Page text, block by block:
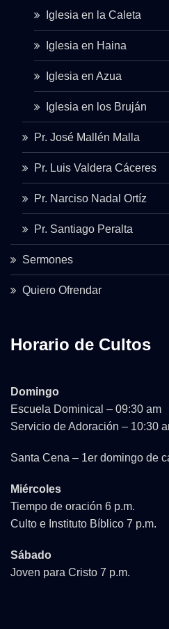
Iglesia en la Caleta
Iglesia en Haina
Iglesia en Azua
Iglesia en los Bruján
Pr. José Mallén Malla
Pr. Luis Valdera Cáceres
Pr. Narciso Nadal Ortíz
Pr. Santiago Peralta
Sermones
Quiero Ofrendar
Horario de Cultos
Domingo
Escuela Dominical – 09:30 am
Servicio de Adoración – 10:30
Santa Cena – 1er domingo de
Miércoles
Tiempo de oración 6 p.m.
Culto e Instituto Bíblico 7 p.m.
Sábado
Joven para Cristo 7 p.m.